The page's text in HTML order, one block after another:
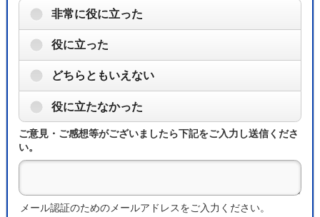
非常に役に立った
役に立った
どちらともいえない
役に立たなかった
ご意見・ご感想等がございましたら下記をご入力し送信くださ
い。
メール認証のためのメールアドレスをご入力ください。